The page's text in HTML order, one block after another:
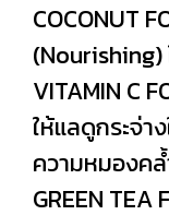
COCONUT
VITAMIN C
ให้แลดูกระจ่า
ความหมองค
GREEN TEA